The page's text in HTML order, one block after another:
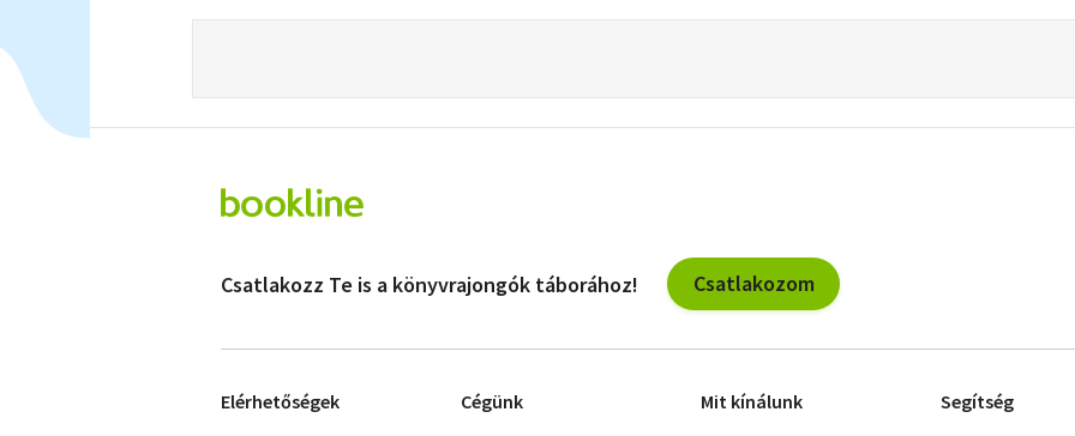
Csatlakozz Te is a könyvrajongók táborához! Csatlakozom
Elérhetőségek Cégünk Mit kínálunk Segítség